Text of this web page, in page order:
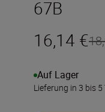
67B
16,14 €
Auf Lager
Lieferung in 3 bis 5